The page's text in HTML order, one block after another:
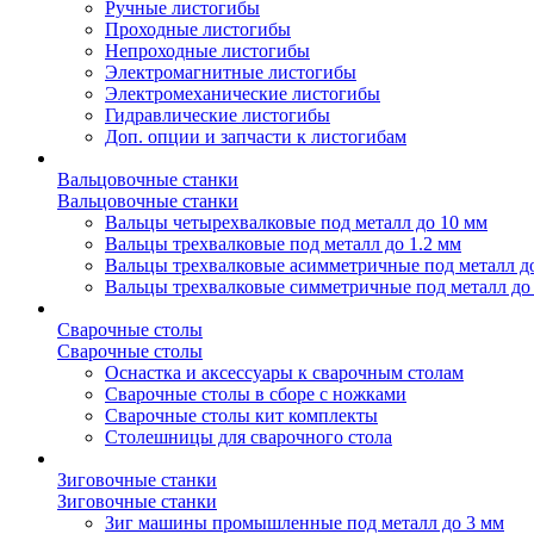
Ручные листогибы
Проходные листогибы
Непроходные листогибы
Электромагнитные листогибы
Электромеханические листогибы
Гидравлические листогибы
Доп. опции и запчасти к листогибам
Вальцовочные станки
Вальцовочные станки
Вальцы четырехвалковые под металл до 10 мм
Вальцы трехвалковые под металл до 1.2 мм
Вальцы трехвалковые асимметричные под металл
Вальцы трехвалковые симметричные под металл
Сварочные столы
Сварочные столы
Оснастка и аксессуары к сварочным столам
Сварочные столы в сборе с ножками
Сварочные столы кит комплекты
Столешницы для сварочного стола
Зиговочные станки
Зиговочные станки
Зиг машины промышленные под металл до 3 мм